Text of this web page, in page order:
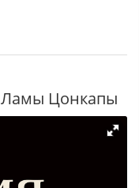
Ламы Цонкапы